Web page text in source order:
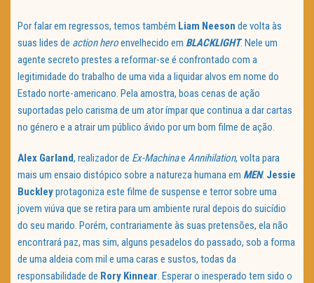
Por falar em regressos, temos também Liam Neeson de volta às
suas lides de action heroenvelhecido em BLACKLIGHT. Nele um
agente secreto prestes a reformar-se é confrontado com a
legitimidade do trabalho de uma vida a liquidar alvos em nome do
Estado norte-americano. Pela amostra, boas cenas de ação
suportadas pelo carisma de um ator ímpar que continua a dar cartas
no género e a atrair um público ávido por um bom filme de ação.
Alex Garland, realizador de Ex-Machinae Annihilation, volta para
mais um ensaio distópico sobre a natureza humana em MEN. Jessie
Buckleyprotagoniza este filme de suspense e terror sobre uma
jovem viúva que se retira para um ambiente rural depois do suicídio
do seu marido. Porém, contrariamente às suas pretensões, ela não
encontrará paz, mas sim, alguns pesadelos do passado, sob a forma
de uma aldeia com mil e uma caras e sustos, todas da
responsabilidade de Rory Kinnear . Esperar o inesperado tem sido o